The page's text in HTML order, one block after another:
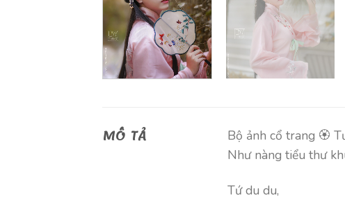
MÔ TẢ Bộ ảnh cổ trang 🏵️
Như nàng tiểu thư
Tứ du du,